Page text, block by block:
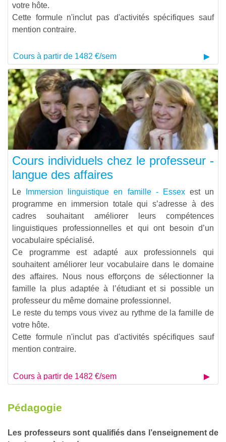
votre hôte.
Cette formule n'inclut pas d'activités spécifiques sauf
mention contraire.
Cours à partir de 1482 €/sem
Cours individuels chez le professeur -
langue des affaires
Le Immersion linguistique en famille - Essexest un
programme en immersion totale qui s’adresse à des
cadres souhaitant améliorer leurs compétences
linguistiques professionnelles et qui ont besoin d’un
vocabulaire spécialisé.
Ce programme est adapté aux professionnels qui
souhaitent améliorer leur vocabulaire dans le domaine
des affaires. Nous nous efforçons de sélectionner la
famille la plus adaptée à l’étudiant et si possible un
professeur du même domaine professionnel.
Le reste du temps vous vivez au rythme de la famille de
votre hôte.
Cette formule n'inclut pas d'activités spécifiques sauf
mention contraire.
Cours à partir de 1482 €/sem
Pédagogie
Les professeurs sont qualifiés dans l’enseignement de